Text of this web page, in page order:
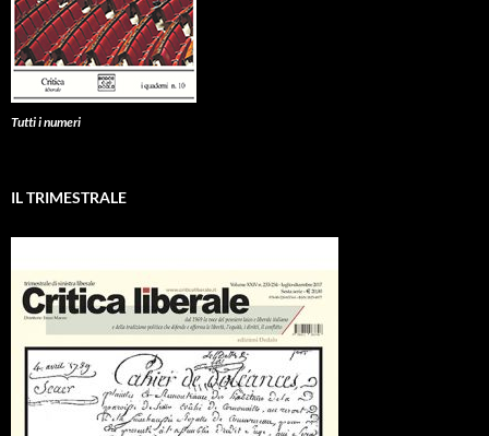
Tutti i numeri
IL TRIMESTRALE